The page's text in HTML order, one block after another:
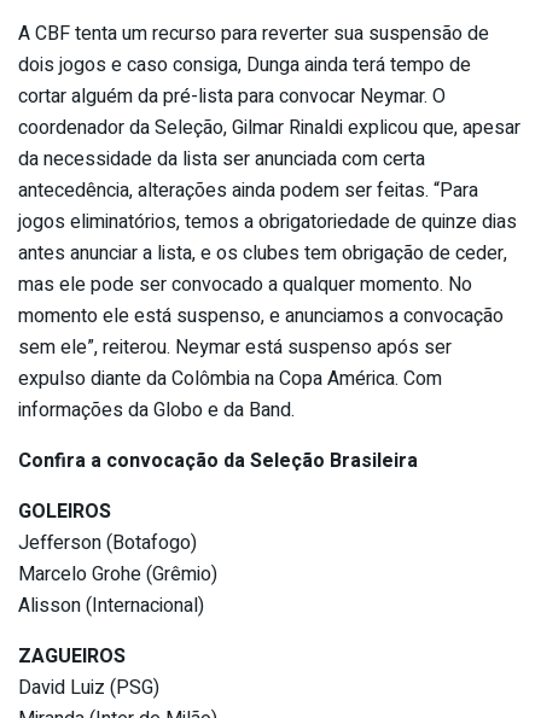
A CBF tenta um recurso para reverter sua suspensão de
dois jogos e caso consiga, Dunga ainda terá tempo de
cortar alguém da pré-lista para convocar Neymar. O
coordenador da Seleção, Gilmar Rinaldi explicou que, apesar
da necessidade da lista ser anunciada com certa
antecedência, alterações ainda podem ser feitas. “Para
jogos eliminatórios, temos a obrigatoriedade de quinze dias
antes anunciar a lista, e os clubes tem obrigação de ceder,
mas ele pode ser convocado a qualquer momento. No
momento ele está suspenso, e anunciamos a convocação
sem ele”, reiterou. Neymar está suspenso após ser
expulso diante da Colômbia na Copa América. Com
informações da Globo e da Band.
Confira a convocação da Seleção Brasileira
GOLEIROS
Jefferson (Botafogo)
Marcelo Grohe (Grêmio)
Alisson (Internacional)
ZAGUEIROS
David Luiz (PSG)